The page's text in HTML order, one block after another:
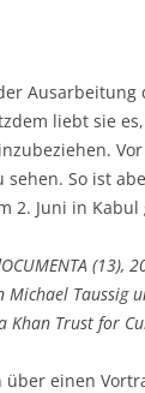
liebt sie
So ist
2. Juni in
(13),
Trust for
einen